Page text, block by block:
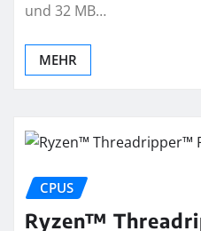
und 32 MB…
MEHR
CPUS
Ryzen™